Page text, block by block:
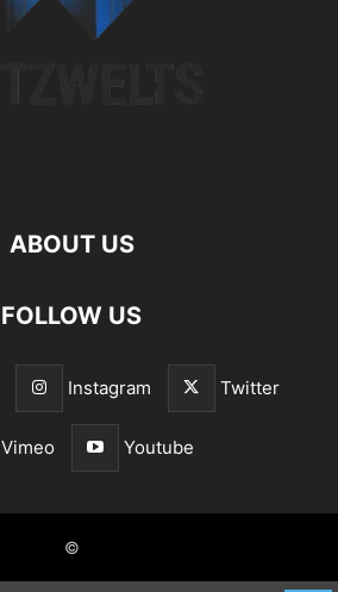
ABOUT US
FOLLOW US
Instagram Twitter
Vimeo Youtube
©